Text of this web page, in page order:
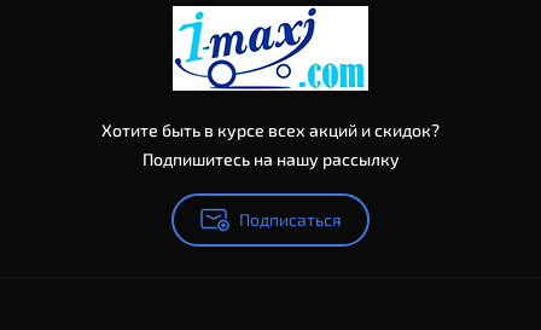
Хотите быть в курсе всех акций и скидок?
Подпишитесь на нашу рассылку
Подписаться